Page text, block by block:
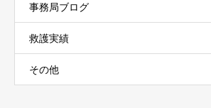
事務局ブログ
救護実績
その他